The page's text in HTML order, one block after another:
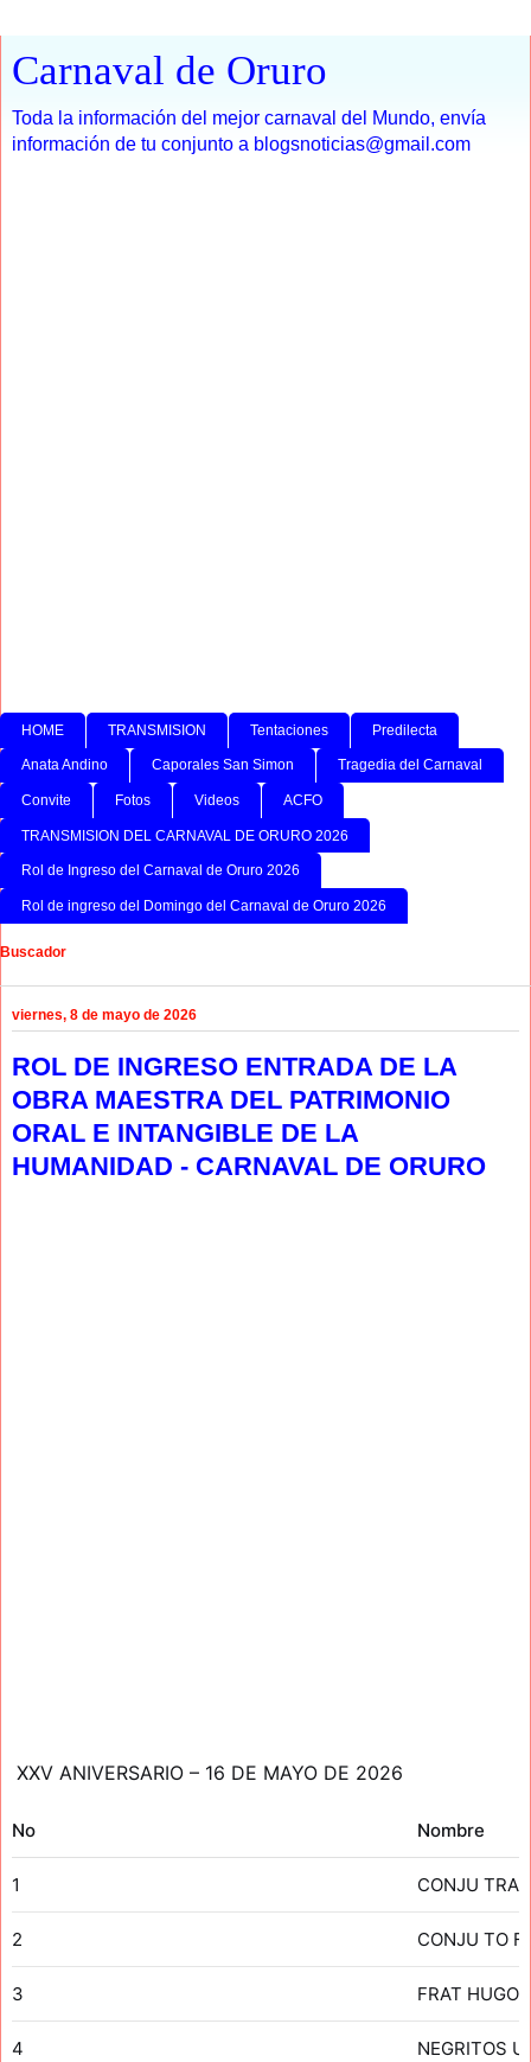
Carnaval de Oruro
Toda la información del mejor carnaval del Mundo, envía
información de tu conjunto a blogsnoticias@gmail.com
HOME TRANSMISION Tentaciones Predilecta
Anata Andino Caporales San Simon Tragedia del Carnaval
Convite Fotos Videos ACFO
TRANSMISION DEL CARNAVAL DE ORURO 2026
Rol de Ingreso del Carnaval de Oruro 2026
Rol de ingreso del Domingo del Carnaval de Oruro 2026
Buscador
viernes, 8 de mayo de 2026
ROL DE INGRESO ENTRADA DE LA
OBRA MAESTRA DEL PATRIMONIO
ORAL E INTANGIBLE DE LA
HUMANIDAD - CARNAVAL DE ORURO
XXV ANIVERSARIO – 16 DE MAYO DE 2026
No Nombre
1 CONJU
2 CONJU TO
3 FRAT HUGO
4 NEGRITOS